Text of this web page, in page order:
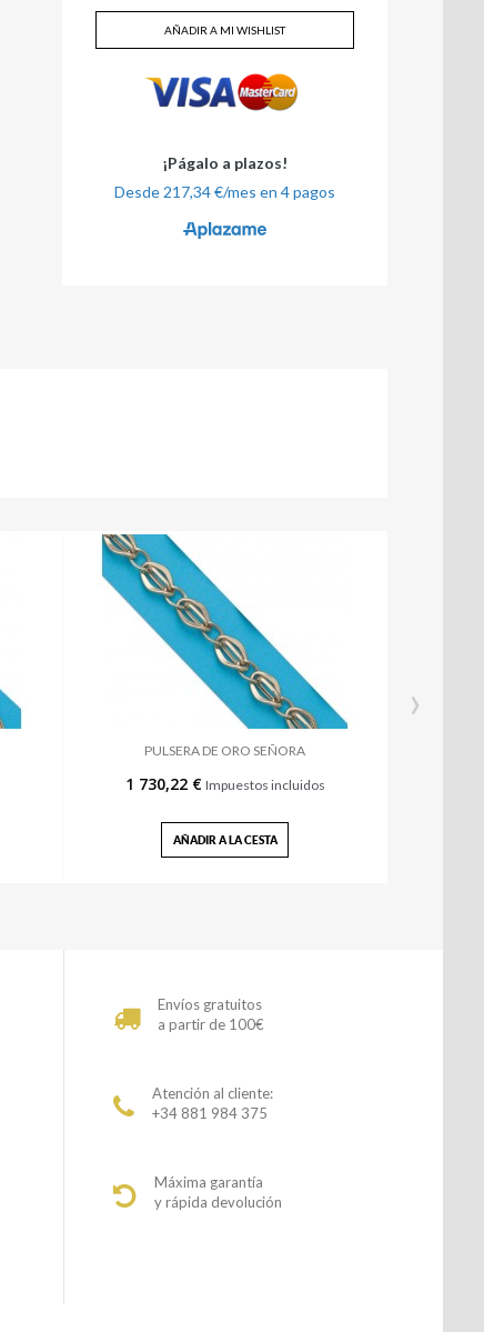
AÑADIR A MI WISHLIST
›
PULSERA DE ORO SEÑORA
1 730,22 € Impuestos incluidos
AÑADIR A LA CESTA
Envíos gratuitos
a partir de 100€
Atención al cliente:
+34 881 984 375
Máxima garantía
y rápida devolución